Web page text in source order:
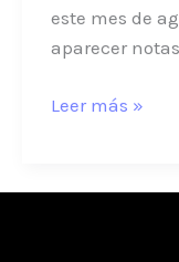
este mes de
aparecer
Leer más »